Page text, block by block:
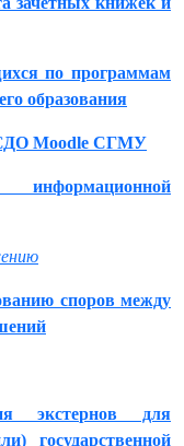
по программам
образования
СДО Moodle СГМУ
споров между
экстернов для
государственной